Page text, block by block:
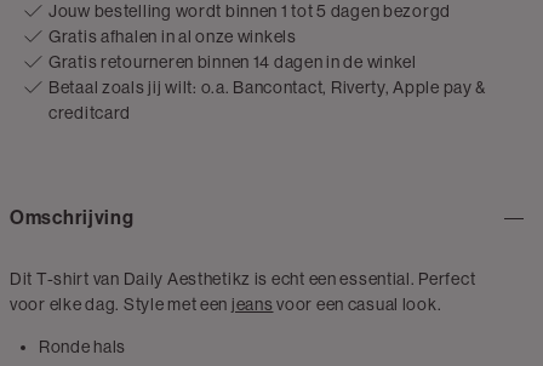
Jouw bestelling wordt binnen 1 tot 5 dagen bezorgd
Gratis afhalen in al onze winkels
Gratis retourneren binnen 14 dagen in de winkel
Betaal zoals jij wilt: o.a. Bancontact, Riverty, Apple pay &
creditcard
Omschrijving
Dit T-shirt van Daily Aesthetikz is echt een essential. Perfect
voor elke dag. Style met een jeansvoor een casual look.
Ronde hals